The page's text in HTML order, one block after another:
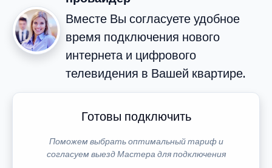
Вместе Вы согласуете удобное
время подключения нового
интернета и цифрового
телевидения в Вашей квартире.
Готовы подключить
Поможем выбрать оптимальный тариф и
согласуем выезд Мастера для подключения